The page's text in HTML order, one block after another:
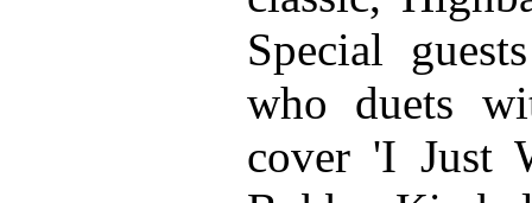
Special
who duets
cover 'I Just